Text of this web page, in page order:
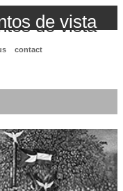
de vista
contact